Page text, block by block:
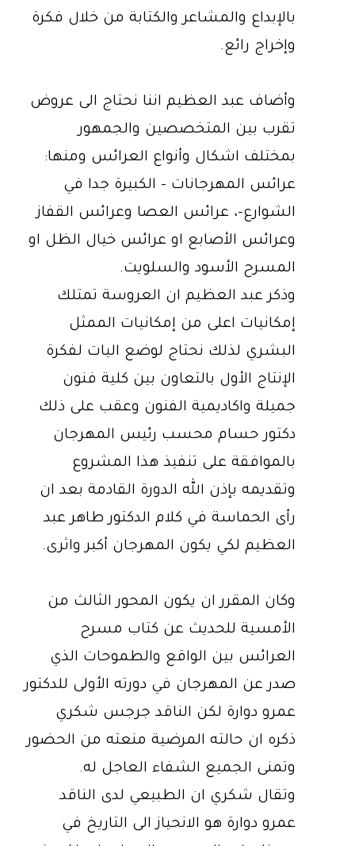
بالإبداع والمشاعر والكتابة من خلال فكرة
وإخراج رائع.
وأضاف عبد العظيم اننا نحتاج الى عروض
تقرب بين المتخصصين والجمهور
بمختلف اشكال وأنواع العرائس ومنها:
عرائس المهرجانات – الكبيرة جدا في
الشوارع-، عرائس العصا وعرائس القفاز
وعرائس الأصابع او عرائس خيال الظل او
المسرح الأسود والسلويت.
وذكر عبد العظيم ان العروسة تمتلك
إمكانيات اعلى من إمكانيات الممثل
البشري لذلك نحتاج لوضع اليات لفكرة
الإنتاج الأول بالتعاون بين كلية فنون
جميلة واكاديمية الفنون وعقب على ذلك
دكتور حسام محسب رئيس المهرجان
بالموافقة على تنفيذ هذا المشروع
وتقديمه بإذن الله الدورة القادمة بعد ان
رأى الحماسة في كلام الدكتور طاهر عبد
العظيم لكي يكون المهرجان أكبر واثرى.
وكان المقرر ان يكون المحور الثالث من
الأمسية للحديث عن كتاب مسرح
العرائس بين الواقع والطموحات الذي
صدر عن المهرجان في دورته الأولى للدكتور
عمرو دوارة لكن الناقد جرجس شكري
ذكره ان حالته المرضية منعته من الحضور
وتمنى الجميع الشفاء العاجل له.
وتقال شكري ان الطبيعي لدى الناقد
عمرو دوارة هو الانحياز الى التاريخ في